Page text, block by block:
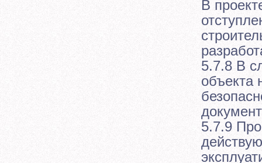
В
5.7.8 В
объекта
5.7.9